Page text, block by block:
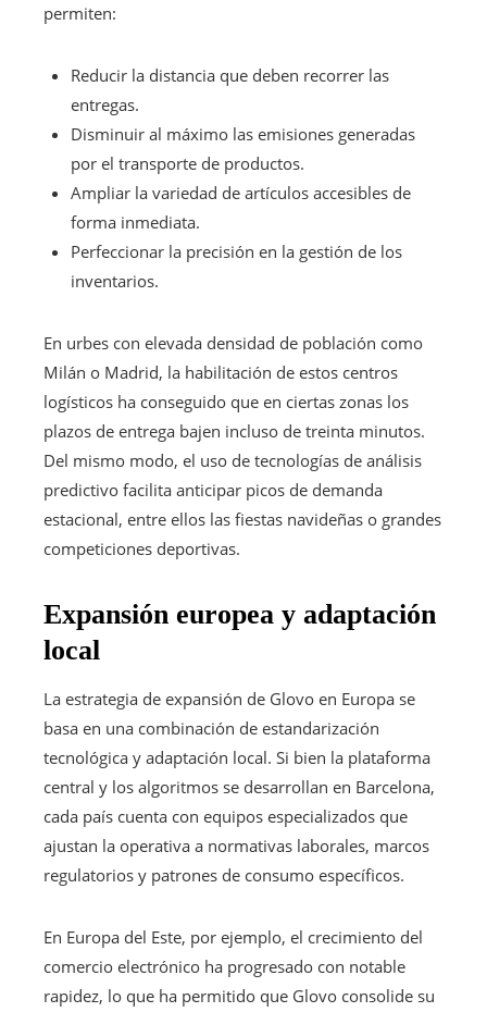
permiten:
Reducir la distancia que deben recorrer las
entregas.
Disminuir al máximo las emisiones generadas
por el transporte de productos.
Ampliar la variedad de artículos accesibles de
forma inmediata.
Perfeccionar la precisión en la gestión de los
inventarios.
En urbes con elevada densidad de población como
Milán o Madrid, la habilitación de estos centros
logísticos ha conseguido que en ciertas zonas los
plazos de entrega bajen incluso de treinta minutos.
Del mismo modo, el uso de tecnologías de análisis
predictivo facilita anticipar picos de demanda
estacional, entre ellos las fiestas navideñas o grandes
competiciones deportivas.
Expansión europea y adaptación
local
La estrategia de expansión de Glovo en Europa se
basa en una combinación de estandarización
tecnológica y adaptación local. Si bien la plataforma
central y los algoritmos se desarrollan en Barcelona,
cada país cuenta con equipos especializados que
ajustan la operativa a normativas laborales, marcos
regulatorios y patrones de consumo específicos.
En Europa del Este, por ejemplo, el crecimiento del
comercio electrónico ha progresado con notable
rapidez, lo que ha permitido que Glovo consolide su